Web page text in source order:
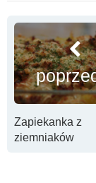
Zapiekanka z
ziemniaków